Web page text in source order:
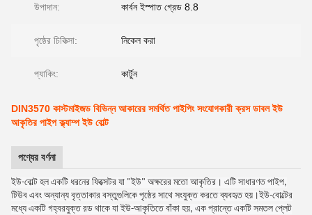
উপাদান: কার্বন ইস্পাত গ্রেড 8.8
পৃষ্ঠের চিকিত্সা: নিকেল করা
প্যাকিং: কার্টুন
DIN3570 কাস্টমাইজড বিভিন্ন আকারের সমর্থিত পাইপিং সংযোগকারী ক্রস ডাবল ইউ
আকৃতির পাইপ ক্ল্যাম্প ইউ বোল্ট
পণ্যের বর্ণনা
ইউ-বোল্ট হল একটি ধরনের ফিক্সেটর যা "ইউ" অক্ষরের মতো আকৃতির। এটি সাধারণত পাইপ,
টিউব এবং অন্যান্য বৃত্তাকার বস্তুগুলিকে পৃষ্ঠের সাথে সংযুক্ত করতে ব্যবহৃত হয়।ইউ-বোল্টের
মধ্যে একটি গহ্বরযুক্ত রড থাকে যা ইউ-আকৃতিতে বাঁকা হয়, এক প্রান্তে একটি সমতল প্লেট